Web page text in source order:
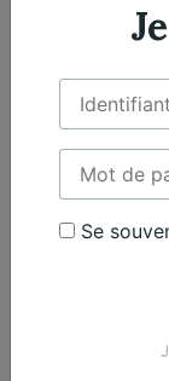
Piano
Se